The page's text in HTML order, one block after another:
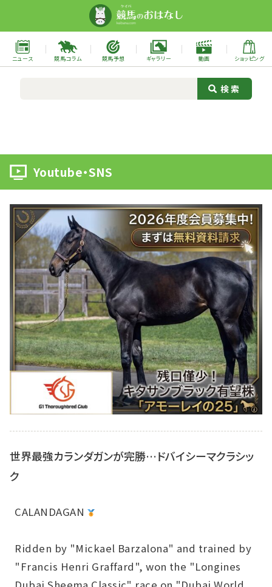
ニュース 競馬コラム 競馬予想 ギャラリー 動画 ショッピング
Youtube・SNS
世界最強カランダガンが完勝…ドバイシーマクラシッ
ク
CALANDAGAN
Ridden by "Mickael Barzalona" and trained by
"Francis Henri Graffard", won the "Longines